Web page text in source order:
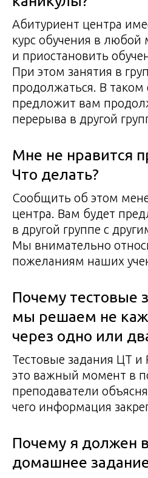
Абитуриент центра
курс обучения в любой
и приостановить
При этом занятия в
продолжаться. В таком
предложит вам
перерыва в другой
Мне не нравится
Что делать?
Сообщить об этом
центра. Вам будет
в другой группе с
Мы внимательно
пожеланиям наших
Почему тестовые
мы решаем не
через одно или
Тестовые задания ЦТ
это важный момент в
преподаватели
чего информация
Почему я должен
домашнее